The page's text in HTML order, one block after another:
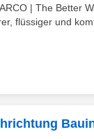
| The Better
flüssiger und